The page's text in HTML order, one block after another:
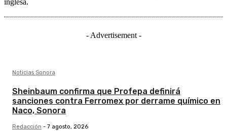
inglesa.
- Advertisement -
Noticias Sonora
Sheinbaum confirma que Profepa definirá
sanciones contra Ferromex por derrame químico en
Naco, Sonora
Redacción - 7 agosto, 2026